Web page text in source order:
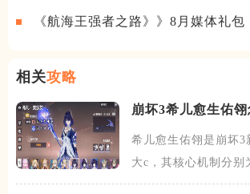
《航海王强者之路》》8月媒体礼包
相关攻略
崩坏3希儿愈生佑
希儿愈生佑翎是崩坏3
大c，其核心机制分别